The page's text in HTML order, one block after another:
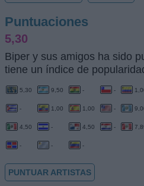
Puntuaciones
5,30
Biper y sus amigos ha sido
tiene un índice de
5,30 9,50 - -
- 1,00 1,00 -
4,50 - 4,50 -
- - -
PUNTUAR ARTISTAS